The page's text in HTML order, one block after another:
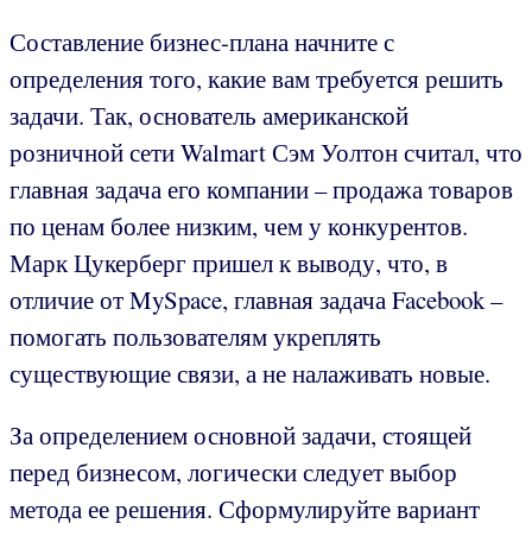
Составление бизнес-плана начните с
определения того, какие вам требуется решить
задачи. Так, основатель американской
розничной сети Walmart Сэм Уолтон считал, что
главная задача его компании – продажа товаров
по ценам более низким, чем у конкурентов.
Марк Цукерберг пришел к выводу, что, в
отличие от MySpace, главная задача Facebook –
помогать пользователям укреплять
существующие связи, а не налаживать новые.
За определением основной задачи, стоящей
перед бизнесом, логически следует выбор
метода ее решения. Сформулируйте вариант